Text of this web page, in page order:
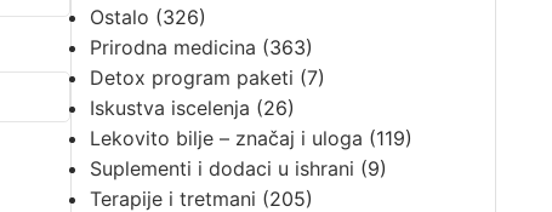
Ostalo (326)
Prirodna medicina (363)
Detox program paketi (7)
Iskustva iscelenja (26)
Lekovito bilje – značaj i uloga (119)
Suplementi i dodaci u ishrani (9)
Terapije i tretmani (205)